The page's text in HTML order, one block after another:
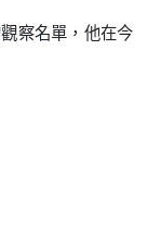
察名單，他在今